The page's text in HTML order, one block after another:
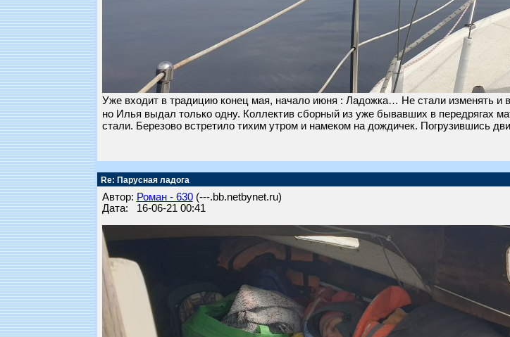
Уже входит в традицию конец мая, начало июня : Ладожка… Не стали изменять и
но Илья выдал только одну. Коллектив сборный из уже бывавших в передрягах
стали. Березово встретило тихим утром и намеком на дождичек. Погрузившись
Re: Парусная ладога
Автор: Роман - 630(---.bb.netbynet.ru)
Дата: 16-06-21 00:41